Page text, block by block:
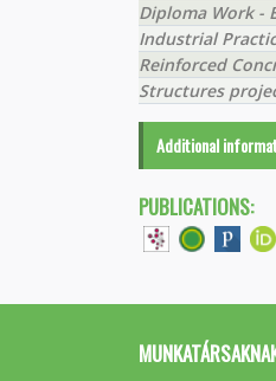
Diploma Work -
Industrial
Reinforced
Structures
Additional
PUBLICATIONS: